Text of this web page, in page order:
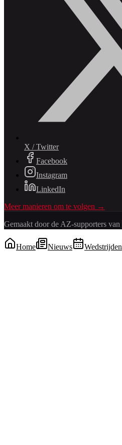
X / Twitter
Facebook
Instagram
LinkedIn
Meer manieren om te volgen →
Gemaakt door de AZ-supporters van
Home Nieuws Wedstrijden